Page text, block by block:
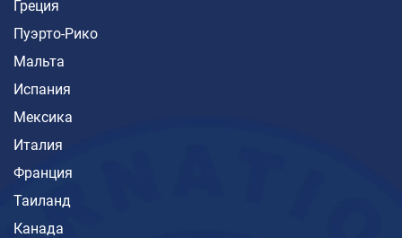
Греция
Пуэрто-Рико
Мальта
Испания
Мексика
Италия
Франция
Таиланд
Канада